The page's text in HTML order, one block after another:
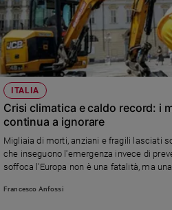
giustizia
Sport
Interviste
Papa
Papa
Chiesa
Chiesa
e
ITALIA
Crisi climatica e caldo record: i
continua a ignorare
Migliaia di morti, anziani e fragili lasciati
che inseguono l'emergenza invece di
soffoca l'Europa non è una fatalità, ma
Francesco Anfossi